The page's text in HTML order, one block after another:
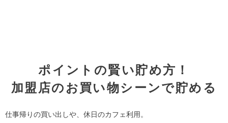
ポイントの賢い貯め方！
加盟店のお買い物シーンで貯める
仕事帰りの買い出しや、休日のカフェ利用。